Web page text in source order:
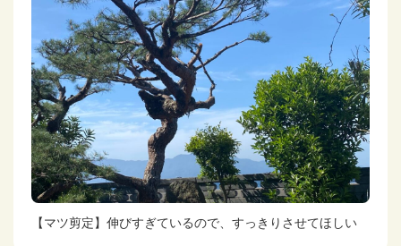
【マツ剪定】伸びすぎているので、すっきりさせてほしい